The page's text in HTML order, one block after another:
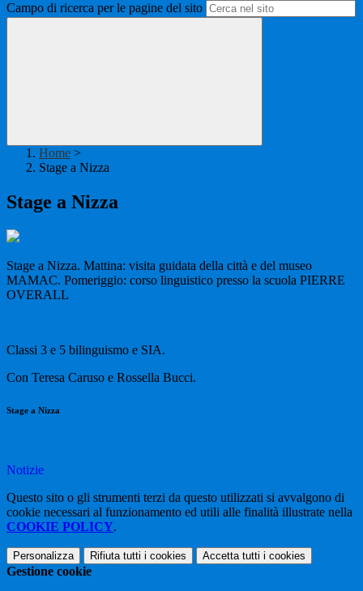
Campo di ricerca per le pagine del sito
Home >
Stage a Nizza
Stage a Nizza
Stage a Nizza. Mattina: visita guidata della città e del museo
MAMAC. Pomeriggio: corso linguistico presso la scuola PIERRE
OVERALL
Classi 3 e 5 bilinguismo e SIA.
Con Teresa Caruso e Rossella Bucci.
Stage a Nizza
Notizie
Questo sito o gli strumenti terzi da questo utilizzati si avvalgono di
cookie necessari al funzionamento ed utili alle finalità illustrate nella
COOKIE POLICY.
Personalizza Rifiuta tutti i cookies Accetta tutti i cookies
Gestione cookie